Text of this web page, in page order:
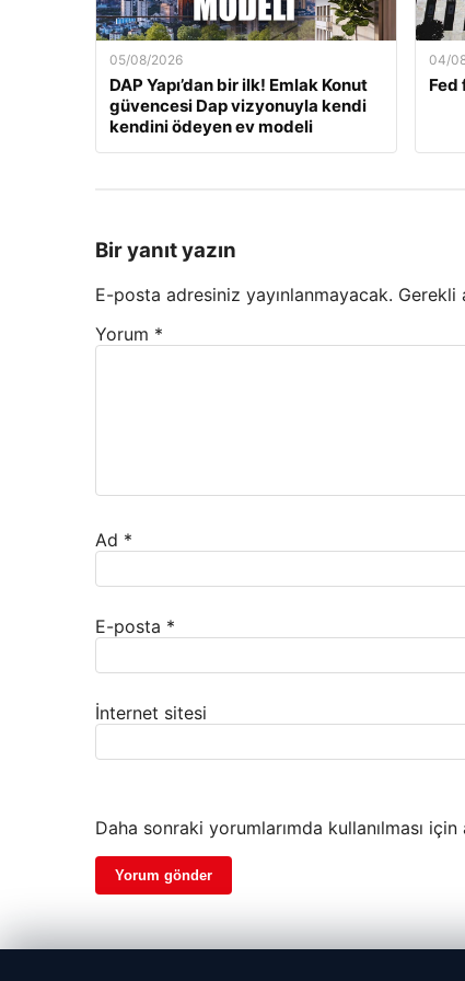
05/08/2026
DAP Yapı’dan bir ilk! Emlak Konut
güvencesi Dap vizyonuyla kendi
kendini ödeyen ev modeli
04/
Bir yanıt yazın
E-posta adresiniz yayınlanmayacak. Gerekli
Yorum *
Ad *
E-posta *
İnternet sitesi
Daha sonraki yorumlarımda kullanılması